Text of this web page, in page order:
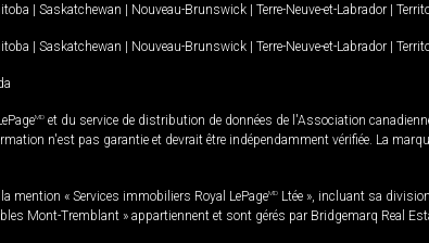
| Saskatchewan | Nouveau-Brunswick | Terre-Neuve-et-Labrador |
| Saskatchewan | Nouveau-Brunswick | Terre-Neuve-et-Labrador |
MD et du service de distribution de données de l'Association
n'est pas garantie et devrait être indépendamment vérifiée. La
mention « Services immobiliers Royal LePageMD Ltée », incluant sa
Mont-Tremblant » appartiennent et sont gérés par Bridgemarq Real